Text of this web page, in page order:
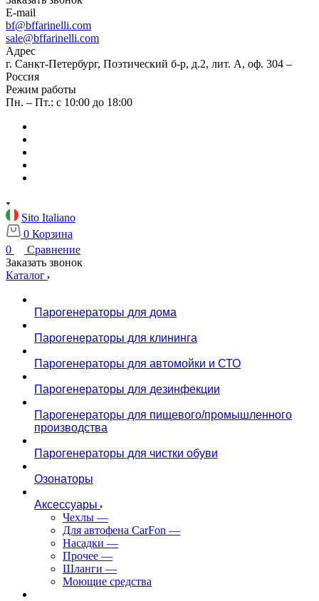
E-mail
bf@bffarinelli.com
sale@bffarinelli.com
Адрес
г. Санкт-Петербург, Поэтический б-р, д.2, лит. А, оф. 304 –
Россия
Режим работы
Пн. – Пт.: с 10:00 до 18:00
Sito Italiano
0 Корзина
0
Сравнение
Заказать звонок
Каталог
Парогенераторы для дома
Парогенераторы для клининга
Парогенераторы для автомойки и СТО
Парогенераторы для дезинфекции
Парогенераторы для пищевого/промышленного
производства
Парогенераторы для чистки обуви
Озонаторы
Аксессуары
Чехлы —
Для автофена CarFon —
Насадки —
Прочее —
Шланги —
Моющие средства